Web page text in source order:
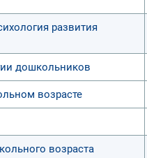
развития
дошкольников
возрасте
возраста